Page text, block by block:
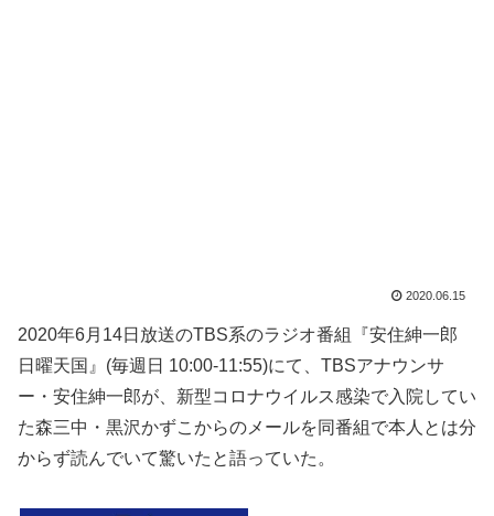
2020.06.15
2020年6月14日放送のTBS系のラジオ番組『安住紳一郎
日曜天国』(毎週日 10:00-11:55)にて、TBSアナウンサ
ー・安住紳一郎が、新型コロナウイルス感染で入院してい
た森三中・黒沢かずこからのメールを同番組で本人とは分
からず読んでいて驚いたと語っていた。